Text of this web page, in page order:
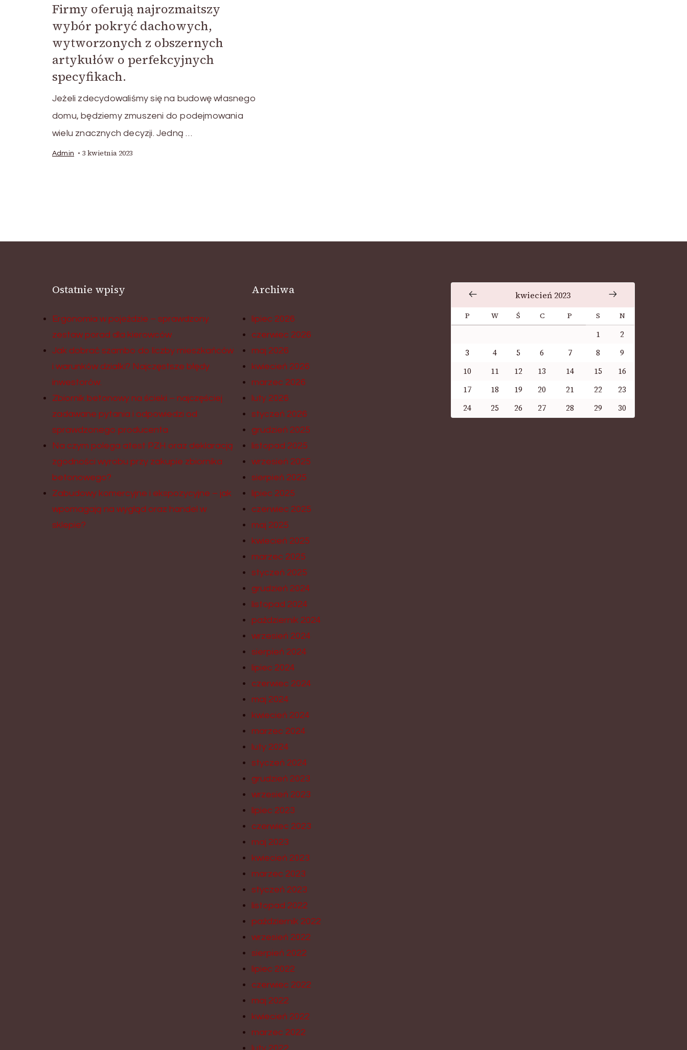
Firmy oferują najrozmaitszy
wybór pokryć dachowych,
wytworzonych z obszernych
artykułów o perfekcyjnych
specyfikach.
Jeżeli zdecydowaliśmy się na budowę własnego
domu, będziemy zmuszeni do podejmowania
wielu znacznych decyzji. Jedną …
Admin 3 kwietnia 2023
Ostatnie wpisy
Ergonomia w pojeździe – sprawdzony
zestaw porad dla kierowców
Jak dobrać szambo do liczby mieszkańców
i warunków działki? Najczęstsze błędy
inwestorów.
Zbiornik betonowy na ścieki – najczęściej
zadawane pytania i odpowiedzi od
sprawdzonego producenta
Na czym polega atest PZH oraz deklaracją
zgodności wyrobu przy zakupie zbiornika
betonowego?
Zabudowy komercyjne i ekspozycyjne – jak
wpomagają na wygląd oraz handel w
sklepie?
Archiwa
lipiec 2026
czerwiec 2026
maj 2026
kwiecień 2026
marzec 2026
luty 2026
styczeń 2026
grudzień 2025
listopad 2025
wrzesień 2025
sierpień 2025
lipiec 2025
czerwiec 2025
maj 2025
kwiecień 2025
marzec 2025
styczeń 2025
grudzień 2024
listopad 2024
październik 2024
wrzesień 2024
sierpień 2024
lipiec 2024
czerwiec 2024
maj 2024
kwiecień 2024
marzec 2024
luty 2024
styczeń 2024
grudzień 2023
wrzesień 2023
lipiec 2023
czerwiec 2023
maj 2023
kwiecień 2023
marzec 2023
styczeń 2023
listopad 2022
październik 2022
wrzesień 2022
sierpień 2022
lipiec 2022
czerwiec 2022
maj 2022
kwiecień 2022
marzec 2022
kwiecień 2023
P W Ś C P S N
1
2
3
4 5 6 7 8
9
10
11 12 13 14 15
16
17
18 19 20 21 22
23
24
25 26 27 28 29 30